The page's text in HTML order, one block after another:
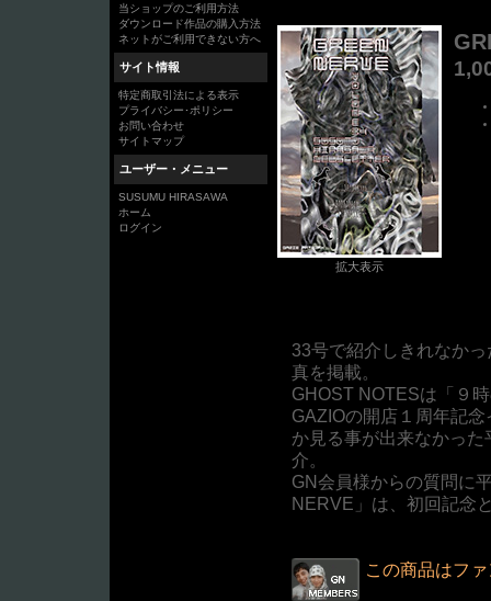
当ショップのご利用方法
ダウンロード作品の購入方法
ネットがご利用できない方へ
サイト情報
特定商取引法による表示
プライバシー･ポリシー
お問い合わせ
サイトマップ
ユーザー・メニュー
SUSUMU HIRASAWA
ホーム
ログイン
拡大表示
33号で紹介しきれなか
真を掲載。
GHOST NOTESは「９
GAZIOの開店１周年記
か見る事が出来なかっ
介。
GN会員様からの質問に
NERVE」は、初回記念
この商品はフ